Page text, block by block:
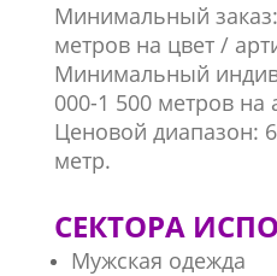
Минимальный
метров на цвет /
Минимальный
000-1 500 метров на
Ценовой диапазон:
метр.
СЕКТОРА
Мужская одежда